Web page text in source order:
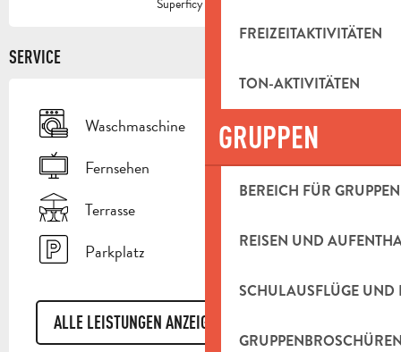
FREIZEITAKTIVITÄTEN
TON-AKTIVITÄTEN
GRUPPEN
BEREICH FÜR GRUPPEN
REISEN UND
SCHULAUSFLÜGE UND
Superficy : 40 m
SERVICE
Waschmaschine
Fernsehen
Terrasse
Parkplatz
ALLE LEISTUNGEN ANZEIGEN